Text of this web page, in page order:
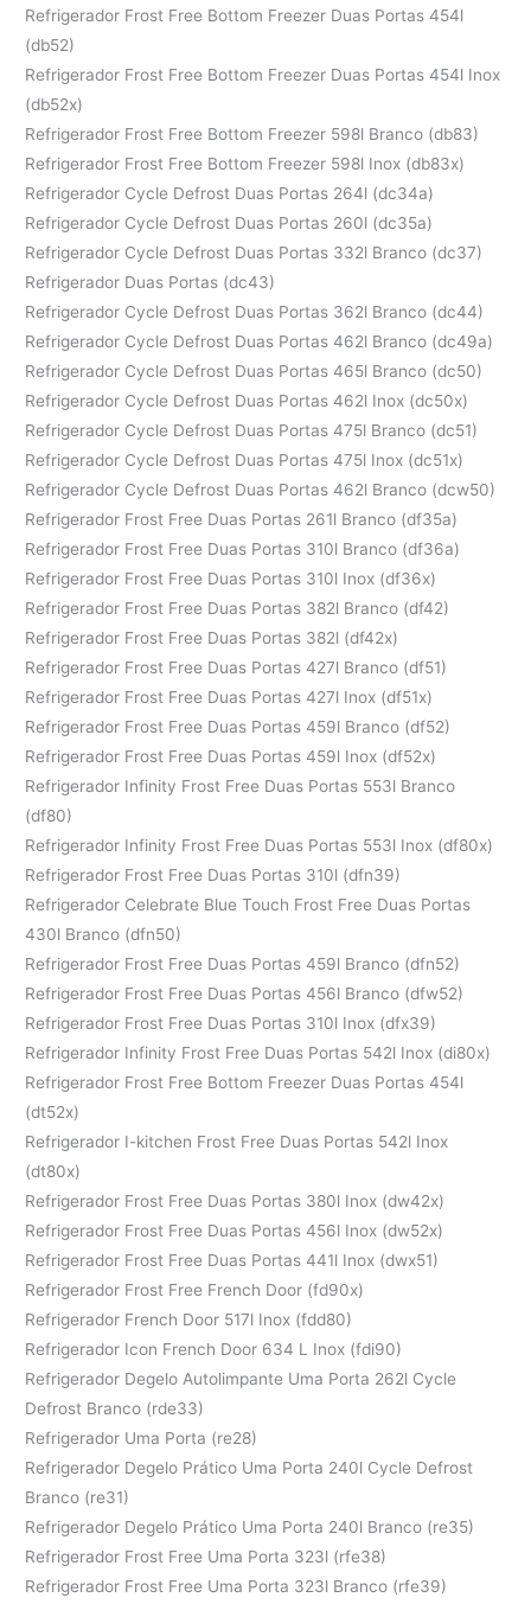
Refrigerador Frost Free Bottom Freezer Duas Portas 454l
(db52)
Refrigerador Frost Free Bottom Freezer Duas Portas 454l Inox
(db52x)
Refrigerador Frost Free Bottom Freezer 598l Branco (db83)
Refrigerador Frost Free Bottom Freezer 598l Inox (db83x)
Refrigerador Cycle Defrost Duas Portas 264l (dc34a)
Refrigerador Cycle Defrost Duas Portas 260l (dc35a)
Refrigerador Cycle Defrost Duas Portas 332l Branco (dc37)
Refrigerador Duas Portas (dc43)
Refrigerador Cycle Defrost Duas Portas 362l Branco (dc44)
Refrigerador Cycle Defrost Duas Portas 462l Branco (dc49a)
Refrigerador Cycle Defrost Duas Portas 465l Branco (dc50)
Refrigerador Cycle Defrost Duas Portas 462l Inox (dc50x)
Refrigerador Cycle Defrost Duas Portas 475l Branco (dc51)
Refrigerador Cycle Defrost Duas Portas 475l Inox (dc51x)
Refrigerador Cycle Defrost Duas Portas 462l Branco (dcw50)
Refrigerador Frost Free Duas Portas 261l Branco (df35a)
Refrigerador Frost Free Duas Portas 310l Branco (df36a)
Refrigerador Frost Free Duas Portas 310l Inox (df36x)
Refrigerador Frost Free Duas Portas 382l Branco (df42)
Refrigerador Frost Free Duas Portas 382l (df42x)
Refrigerador Frost Free Duas Portas 427l Branco (df51)
Refrigerador Frost Free Duas Portas 427l Inox (df51x)
Refrigerador Frost Free Duas Portas 459l Branco (df52)
Refrigerador Frost Free Duas Portas 459l Inox (df52x)
Refrigerador Infinity Frost Free Duas Portas 553l Branco
(df80)
Refrigerador Infinity Frost Free Duas Portas 553l Inox (df80x)
Refrigerador Frost Free Duas Portas 310l (dfn39)
Refrigerador Celebrate Blue Touch Frost Free Duas Portas
430l Branco (dfn50)
Refrigerador Frost Free Duas Portas 459l Branco (dfn52)
Refrigerador Frost Free Duas Portas 456l Branco (dfw52)
Refrigerador Frost Free Duas Portas 310l Inox (dfx39)
Refrigerador Infinity Frost Free Duas Portas 542l Inox (di80x)
Refrigerador Frost Free Bottom Freezer Duas Portas 454l
(dt52x)
Refrigerador I-kitchen Frost Free Duas Portas 542l Inox
(dt80x)
Refrigerador Frost Free Duas Portas 380l Inox (dw42x)
Refrigerador Frost Free Duas Portas 456l Inox (dw52x)
Refrigerador Frost Free Duas Portas 441l Inox (dwx51)
Refrigerador Frost Free French Door (fd90x)
Refrigerador French Door 517l Inox (fdd80)
Refrigerador Icon French Door 634 L Inox (fdi90)
Refrigerador Degelo Autolimpante Uma Porta 262l Cycle
Defrost Branco (rde33)
Refrigerador Uma Porta (re28)
Refrigerador Degelo Prático Uma Porta 240l Cycle Defrost
Branco (re31)
Refrigerador Degelo Prático Uma Porta 240l Branco (re35)
Refrigerador Frost Free Uma Porta 323l (rfe38)
Refrigerador Frost Free Uma Porta 323l Branco (rfe39)